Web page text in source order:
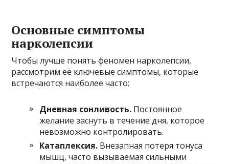
Основные симптомы
нарколепсии
Чтобы лучше понять феномен нарколепсии,
рассмотрим её ключевые симптомы, которые
встречаются наиболее часто:
Дневная сонливость. Постоянное
желание заснуть в течение дня, которое
невозможно контролировать.
Катаплексия. Внезапная потеря тонуса
мышц, часто вызываемая сильными